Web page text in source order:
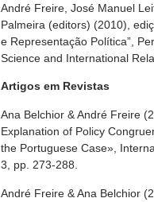
André Freire, José Manuel
Palmeira (editors) (2010),
e Representação Política”,
Science and International
Artigos em Revistas
Ana Belchior & André Freire
Explanation of Policy
the Portuguese Case»,
3, pp. 273-288.
André Freire & Ana Belchior